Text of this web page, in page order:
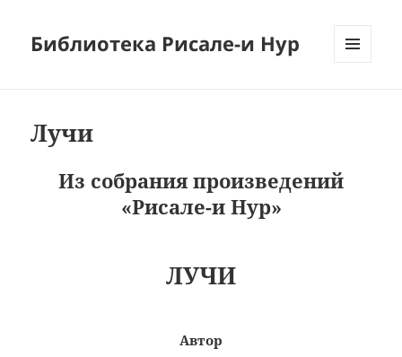
Библиотека Рисале-и Нур
Лучи
Из собрания произведений
«Рисале-и Нур»
ЛУЧИ
Автор